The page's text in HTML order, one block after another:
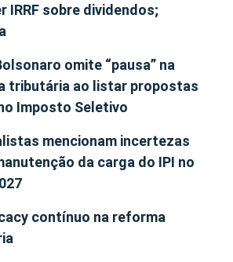
IRRF sobre dividendos;
omite “pausa” na
tributária ao listar propostas
Imposto Seletivo
mencionam incertezas
da carga do IPI no
contínuo na reforma